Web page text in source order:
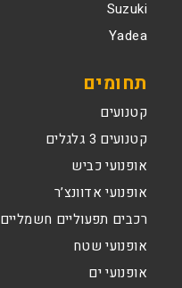
Suzuki
Yadea
תחומים
קטנועים
קטנועים 3 גלגלים
אופנועי כביש
אופנועי אדוונצ’ר
רכבים תפעוליים חשמליים
אופנועי שטח
אופנועי ים